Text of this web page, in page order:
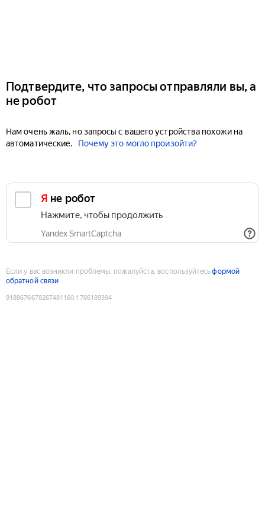
Подтвердите, что запросы отправляли вы, а
не робот
Нам очень жаль, но запросы с вашего устройства похожи на
автоматические.
Почему это могло произойти?
Я не робот
Нажмите, чтобы продолжить
Yandex SmartCaptcha
Если у вас возникли проблемы, пожалуйста, воспользуйтесьформой
обратной связи
9188676678267481160:1786189394